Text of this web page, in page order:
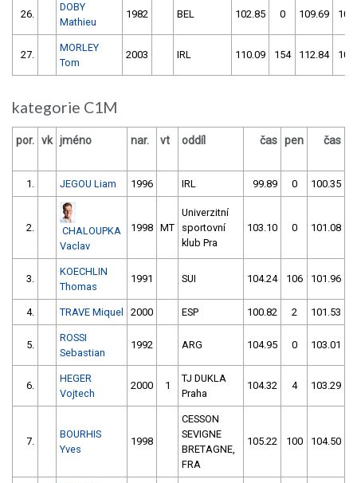
26.
DOBY
Mathieu
1982 BEL 102.85 0 109.69 102
27.
MORLEY
Tom
2003 IRL 110.09 154 112.84 104
kategorie C1M
por. vk jméno nar. vt oddíl čas pen čas
1. JEGOU Liam 1996 IRL 99.89 0 100.35
2.
CHALOUPKA
Vaclav
1998 MT
Univerzitní
sportovní
klub Pra
103.10 0 101.08
3.
KOECHLIN
Thomas
1991 SUI 104.24 106 101.96
4. TRAVE Miquel 2000 ESP 100.82 2 101.53
5.
ROSSI
Sebastian
1992 ARG 104.95 0 103.01
6.
HEGER
Vojtech
2000 1
TJ DUKLA
Praha
104.32 4 103.29
7.
BOURHIS
Yves
1998
CESSON
SEVIGNE
BRETAGNE,
FRA
105.22 100 104.50